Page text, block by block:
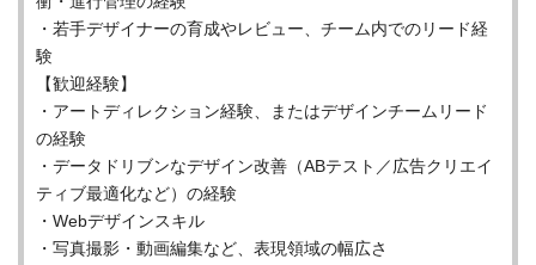
・若手デザイナーの育成やレビュー、チーム内でのリード経
験
【歓迎経験】
・アートディレクション経験、またはデザインチームリード
の経験
・データドリブンなデザイン改善（ABテスト／広告クリエイ
ティブ最適化など）の経験
・Webデザインスキル
・写真撮影・動画編集など、表現領域の幅広さ